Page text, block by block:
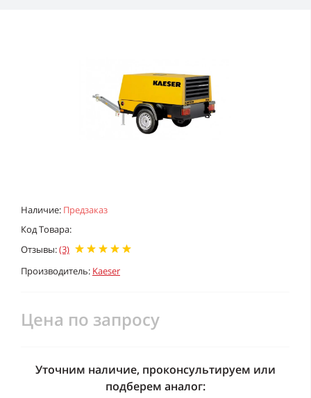
Наличие: Предзаказ
Код Товара:
Отзывы:(3)
Производитель: Kaeser
Цена по запросу
Уточним наличие, проконсультируем или
подберем аналог: